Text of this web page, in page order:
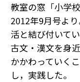
教室の窓「小学
2012年9月号よ
活と結び付いて
古文・漢文を身
かかわっていく
し，実践した。